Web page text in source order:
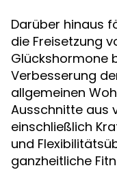
Darüber hinaus
die Freisetzung
Glückshormone
Verbesserung
allgemeinen
Ausschnitte aus
einschließlich
und
ganzheitliche